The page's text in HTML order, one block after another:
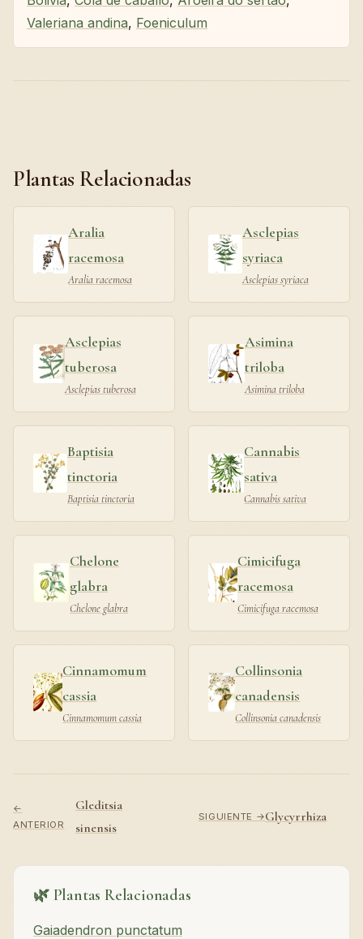
Valeriana andina, Foeniculum
Plantas Relacionadas
Aralia
racemosa
Aralia racemosa
Asclepias
syriaca
Asclepias syriaca
Asclepias
tuberosa
Asclepias tuberosa
Asimina
triloba
Asimina triloba
Baptisia
tinctoria
Baptisia tinctoria
Cannabis
sativa
Cannabis sativa
Chelone
glabra
Chelone glabra
Cimicifuga
racemosa
Cimicifuga racemosa
Cinnamomum
cassia
Cinnamomum cassia
Collinsonia
canadensis
Collinsonia canadensis
←
ANTERIOR
Gleditsia
sinensis
SIGUIENTE →Glycyrrhiza
🌿 Plantas Relacionadas
Gaiadendron punctatum